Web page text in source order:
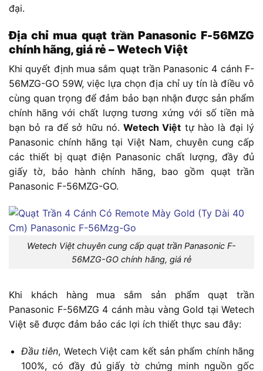
đại.
Địa chỉ mua quạt trần Panasonic F-56MZG
chính hãng, giá rẻ – Wetech Việt
Khi quyết định mua sắm quạt trần Panasonic 4 cánh F-
56MZG-GO 59W, việc lựa chọn địa chỉ uy tín là điều vô
cùng quan trọng để đảm bảo bạn nhận được sản phẩm
chính hãng với chất lượng tương xứng với số tiền mà
bạn bỏ ra để sở hữu nó.Wetech Việt tự hào là đại lý
Panasonic chính hãng tại Việt Nam, chuyên cung cấp
các thiết bị quạt điện Panasonic chất lượng, đầy đủ
giấy tờ, bảo hành chính hãng, bao gồm quạt trần
Panasonic F-56MZG-GO.
Wetech Việt chuyên cung cấp quạt trần Panasonic F-
56MZG-GO chính hãng, giá rẻ
Khi khách hàng mua sắm sản phẩm quạt trần
Panasonic F-56MZG 4 cánh màu vàng Gold tại Wetech
Việt sẽ được đảm bảo các lợi ích thiết thực sau đây:
Đầu tiên, Wetech Việt cam kết sản phẩm chính hãng
100%, có đầy đủ giấy tờ chứng minh nguồn gốc